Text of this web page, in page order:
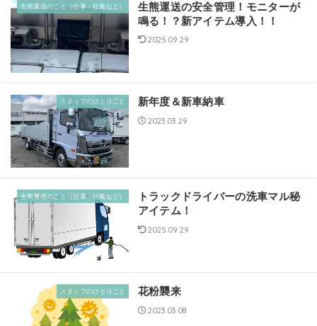
生熊運送のこと（仕事・社風など）
生熊運送の安全管理！モニターが
鳴る！？新アイテム導入！！
2025.09.29
スタッフのひとりごと 新年度＆新車納車
2023.03.29
生熊運送のこと（仕事・社風など）
トラックドライバーの洗車マル秘
アイテム！
2025.09.29
スタッフのひとりごと 花粉襲来
2023.03.08